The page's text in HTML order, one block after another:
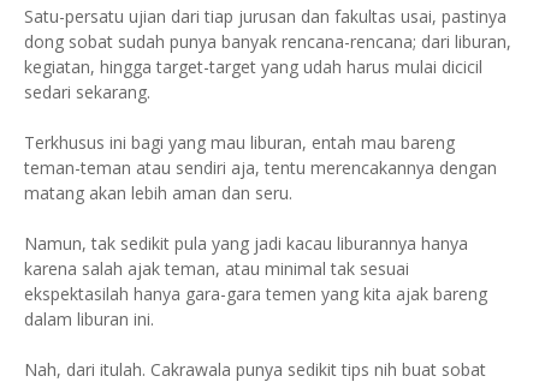
Satu-persatu ujian dari tiap jurusan dan fakultas usai, pastinya
dong sobat sudah punya banyak rencana-rencana; dari liburan,
kegiatan, hingga target-target yang udah harus mulai dicicil
sedari sekarang.
Terkhusus ini bagi yang mau liburan, entah mau bareng
teman-teman atau sendiri aja, tentu merencakannya dengan
matang akan lebih aman dan seru.
Namun, tak sedikit pula yang jadi kacau liburannya hanya
karena salah ajak teman, atau minimal tak sesuai
ekspektasilah hanya gara-gara temen yang kita ajak bareng
dalam liburan ini.
Nah, dari itulah. Cakrawala punya sedikit tips nih buat sobat